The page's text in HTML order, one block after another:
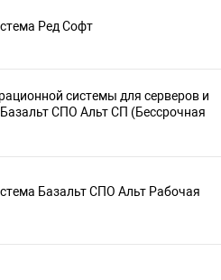
Ред Софт
системы для серверов и
СПО Альт СП (Бессрочная
Базальт СПО Альт Рабочая